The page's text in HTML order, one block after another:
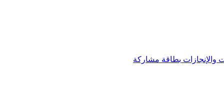
والإنجازات بطاقة مشاركة